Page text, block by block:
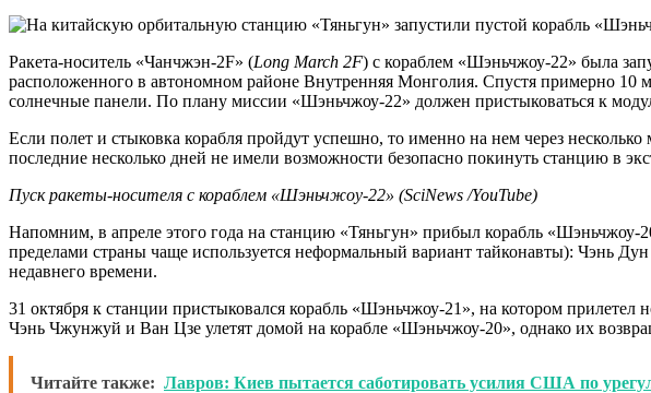
Ракета-носитель «Чанчжэн-2F» (Long March 2F) с кораблем «Шэньчжоу-22» была
расположенного в автономном районе Внутренняя Монголия. Спустя примерно 10
солнечные панели. По плану миссии «Шэньчжоу-22» должен пристыковаться к
Если полет и стыковка корабля пройдут успешно, то именно на нем через
последние несколько дней не имели возможности безопасно покинуть станцию в
Пуск ракеты-носителя с кораблем «Шэньчжоу-22» (SciNews /YouTube)
Напомним, в апреле этого года на станцию «Тяньгун» прибыл корабль «Шэньчжоу-
пределами страны чаще используется неформальный вариант тайконавты): Чэнь
недавнего времени.
31 октября к станции пристыковался корабль «Шэньчжоу-21», на котором
Чэнь Чжунжуй и Ван Цзе улетят домой на корабле «Шэньчжоу-20», однако их
Читайте также: Лавров: Киев пытается саботировать усилия США по